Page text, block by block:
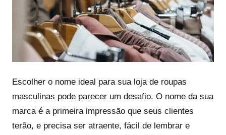
Escolher o nome ideal para sua loja de roupas
masculinas pode parecer um desafio. O nome da sua
marca é a primeira impressão que seus clientes
terão, e precisa ser atraente, fácil de lembrar e